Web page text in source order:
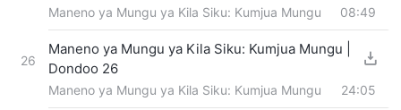
Maneno ya Mungu ya Kila Siku: Kumjua Mungu 08:49
26
Maneno ya Mungu ya Kila Siku: Kumjua Mungu |
Dondoo 26
Maneno ya Mungu ya Kila Siku: Kumjua Mungu 24:05